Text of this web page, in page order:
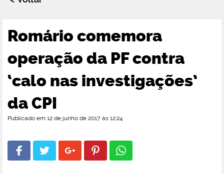
Romário comemora
operação da PF contra
‘calo nas investigações’
da CPI
Publicado em 12 de junho de 2017 às 12:24